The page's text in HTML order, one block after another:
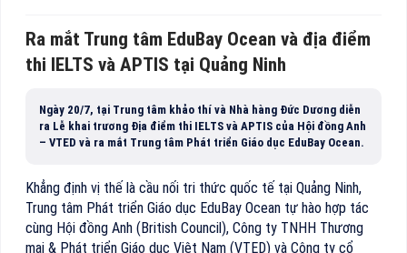
Ra mắt Trung tâm EduBay Ocean và địa điểm
thi IELTS và APTIS tại Quảng Ninh
Ngày 20/7, tại Trung tâm khảo thí và Nhà hàng Đức Dương diễn
ra Lễ khai trương Địa điểm thi IELTS và APTIS của Hội đồng Anh
– VTED và ra mắt Trung tâm Phát triển Giáo dục EduBay Ocean.
Khẳng định vị thế là cầu nối tri thức quốc tế tại Quảng Ninh,
Trung tâm Phát triển Giáo dục EduBay Ocean tự hào hợp tác
cùng Hội đồng Anh (British Council), Công ty TNHH Thương
mại & Phát triển Giáo dục Việt Nam (VTED) và Công ty cổ